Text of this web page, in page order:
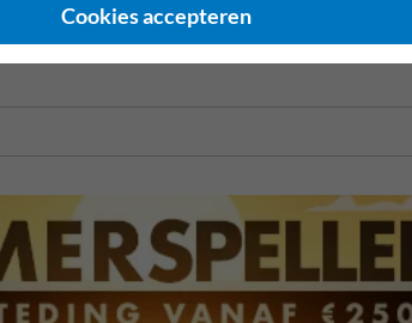
slijtvast en milieuvriendelijk, wat bijdraagt aan
bijdraagt aan een efficiënte parkeerindeling en
Cookies accepteren